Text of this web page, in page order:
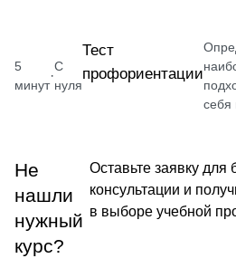
5
минут
·
С
нуля
Тест
профориентации
себя
Не
нашли
нужный
курс?
Оставьте заявку для
консультации и
в выборе учебной